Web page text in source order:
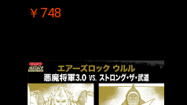
￥748